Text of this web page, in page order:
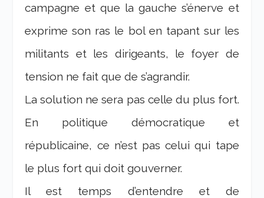
campagne et que la gauche s’énerve et
exprime son ras le bol en tapant sur les
militants et les dirigeants, le foyer de
tension ne fait que de s’agrandir.
La solution ne sera pas celle du plus fort.
En politique démocratique et
républicaine, ce n’est pas celui qui tape
le plus fort qui doit gouverner.
Il est temps d’entendre et de